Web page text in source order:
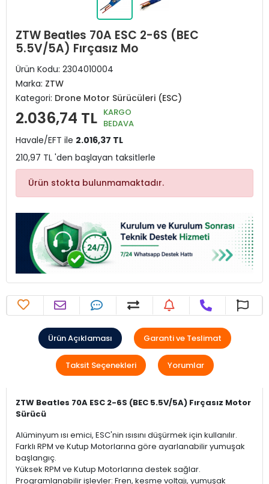
ZTW Beatles 70A ESC 2-6S (BEC
5.5V/5A) Fırçasız Mo
Ürün Kodu: 2304010004
Marka: ZTW
Kategori: Drone Motor Sürücüleri (ESC)
2.036,74 TL KARGO
BEDAVA
Havale/EFT ile 2.016,37 TL
210,97 TL 'den başlayan taksitlerle
Ürün stokta bulunmamaktadır.
Ürün Açıklaması Garanti ve Teslimat
Taksit Seçenekleri Yorumlar
ZTW Beatles 70A ESC 2-6S (BEC 5.5V/5A) Fırçasız Motor
Sürücü
Alüminyum ısı emici, ESC'nin ısısını düşürmek için kullanılır.
Farklı RPM ve Kutup Motorlarına göre ayarlanabilir yumuşak
başlangıç.
Yüksek RPM ve Kutup Motorlarına destek sağlar.
Programlanabilir işlevler: Fren, kesme voltajı, yumuşak